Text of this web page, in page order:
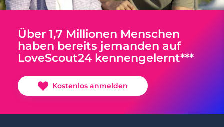
Über 1,7 Millionen Menschen
haben bereits jemanden auf
LoveScout24 kennengelernt***
Kostenlos anmelden